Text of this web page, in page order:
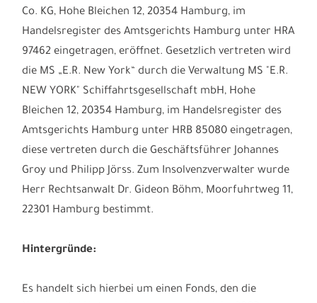
Co. KG, Hohe Bleichen 12, 20354 Hamburg, im
Handelsregister des Amtsgerichts Hamburg unter HRA
97462 eingetragen, eröffnet. Gesetzlich vertreten wird
die MS „E.R. New York“ durch die Verwaltung MS "E.R.
NEW YORK" Schiffahrtsgesellschaft mbH, Hohe
Bleichen 12, 20354 Hamburg, im Handelsregister des
Amtsgerichts Hamburg unter HRB 85080 eingetragen,
diese vertreten durch die Geschäftsführer Johannes
Groy und Philipp Jörss. Zum Insolvenzverwalter wurde
Herr Rechtsanwalt Dr. Gideon Böhm, Moorfuhrtweg 11,
22301 Hamburg bestimmt.
Hintergründe:
Es handelt sich hierbei um einen Fonds, den die